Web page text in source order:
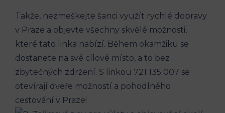
Takže, nezmeškejte šanci využít ⁤rychlé dopravy
v ‌Praze a objevte všechny skvělé možnosti,
které tato ‍linka nabízí. Během⁢ okamžiku se‌
dostanete na své ‌cílové místo, a to bez
zbytečných zdržení. S linkou 721 135 007 se‌
otevírají dveře ⁣možností a⁣ pohodlného
cestování⁤ v Praze!